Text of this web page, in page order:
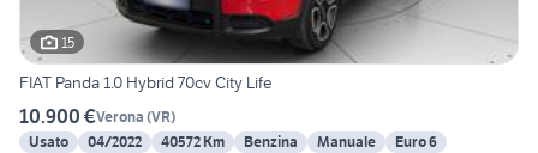
15
FIAT Panda 1.0 Hybrid 70cv City Life
10.900 €Verona (VR)
Usato
04/2022 40572 Km Benzina Manuale
Euro 6